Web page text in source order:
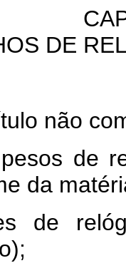
DE
não
de
da
de